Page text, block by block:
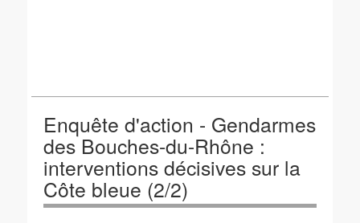
Enquête d'action - Gendarmes
des Bouches-du-Rhône :
interventions décisives sur la
Côte bleue (2/2)